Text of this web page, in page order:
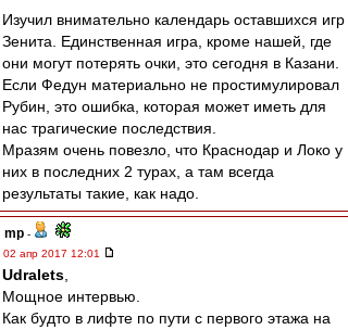
Изучил внимательно календарь оставшихся игр
Зенита. Единственная игра, кроме нашей, где
они могут потерять очки, это сегодня в Казани.
Если Федун материально не простимулировал
Рубин, это ошибка, которая может иметь для
нас трагические последствия.
Мразям очень повезло, что Краснодар и Локо у
них в последних 2 турах, а там всегда
результаты такие, как надо.
mp -
02 апр 2017 12:01
Udralets
Мощное интервью.
Как будто в лифте по пути с первого этажа на